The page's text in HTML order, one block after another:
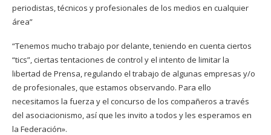
periodistas, técnicos y profesionales de los medios en cualquier
área”
“Tenemos mucho trabajo por delante, teniendo en cuenta ciertos
“tics”, ciertas tentaciones de control y el intento de limitar la
libertad de Prensa, regulando el trabajo de algunas empresas y/o
de profesionales, que estamos observando. Para ello
necesitamos la fuerza y el concurso de los compañeros a través
del asociacionismo, así que les invito a todos y les esperamos en
la Federación».